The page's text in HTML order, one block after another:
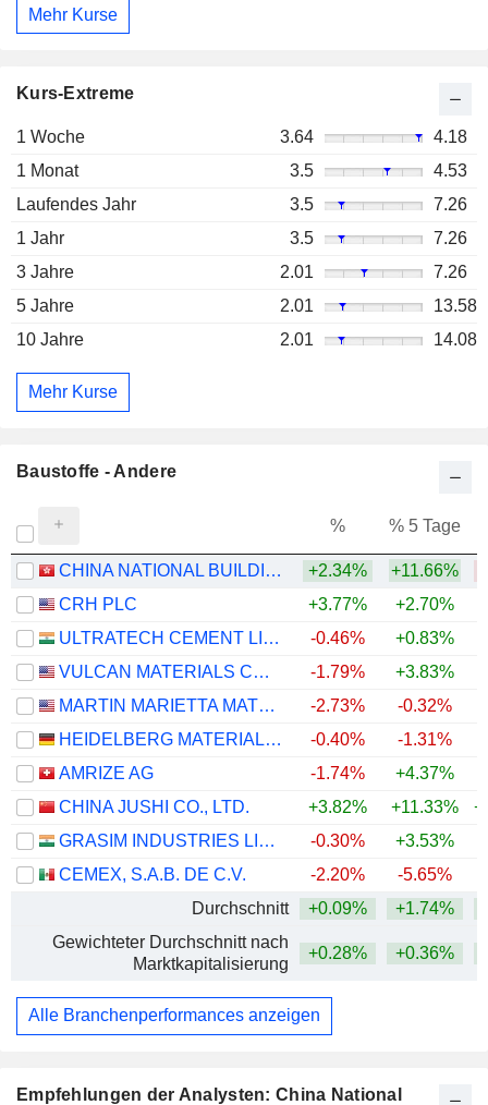
Empfehlungen der Analysten: China National
Mehr Kurse
Kurs-Extreme
1 Woche 3.64
4.18
1 Monat
3.5
4.53
Laufendes Jahr
3.5
7.26
1 Jahr
3.5
7.26
3 Jahre
2.01
7.26
5 Jahre
2.01
13.58
10 Jahre
2.01 14.08
Mehr Kurse
Baustoffe - Andere
% % 5 Tage
CHINA NATIONAL BUILDING MATERIAL COMPANY LIMITED +2.34% +11.66%
CRH PLC
+3.77% +2.70%
ULTRATECH CEMENT LIMITED
-0.46% +0.83%
VULCAN MATERIALS COMPANY
-1.79% +3.83%
MARTIN MARIETTA MATERIALS, INC.
-2.73% -0.32%
HEIDELBERG MATERIALS AG
-0.40% -1.31%
AMRIZE AG
-1.74% +4.37%
CHINA JUSHI CO., LTD.
+3.82% +11.33%
GRASIM INDUSTRIES LIMITED
-0.30% +3.53%
CEMEX, S.A.B. DE C.V.
-2.20% -5.65%
Durchschnitt
+0.09% +1.74%
Gewichteter Durchschnitt nach
Marktkapitalisierung
+0.28% +0.36%
Alle Branchenperformances anzeigen